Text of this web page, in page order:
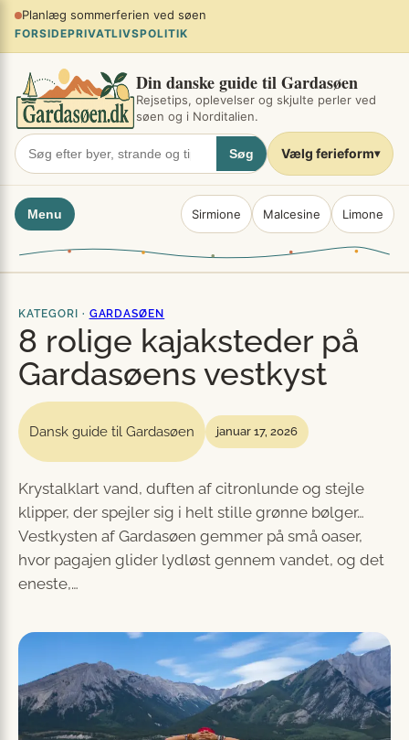
Spring
indhold
Planlæg sommerferien ved søen
FORSIDEPRIVATLIVSPOLITIK
Din danske guide til Gardasøen
Rejsetips, oplevelser og skjulte perler ved
søen og i Norditalien.
Søg Vælg ferieform▾
Menu Sirmione Malcesine Limone
KATEGORI · GARDASØEN
8 rolige kajaksteder på
Gardasøens vestkyst
Dansk guide til Gardasøen januar 17, 2026
Krystalklart vand, duften af citronlunde og stejle
klipper, der spejler sig i helt stille grønne bølger…
Vestkysten af Gardasøen gemmer på små oaser,
hvor pagajen glider lydløst gennem vandet, og det
eneste,…